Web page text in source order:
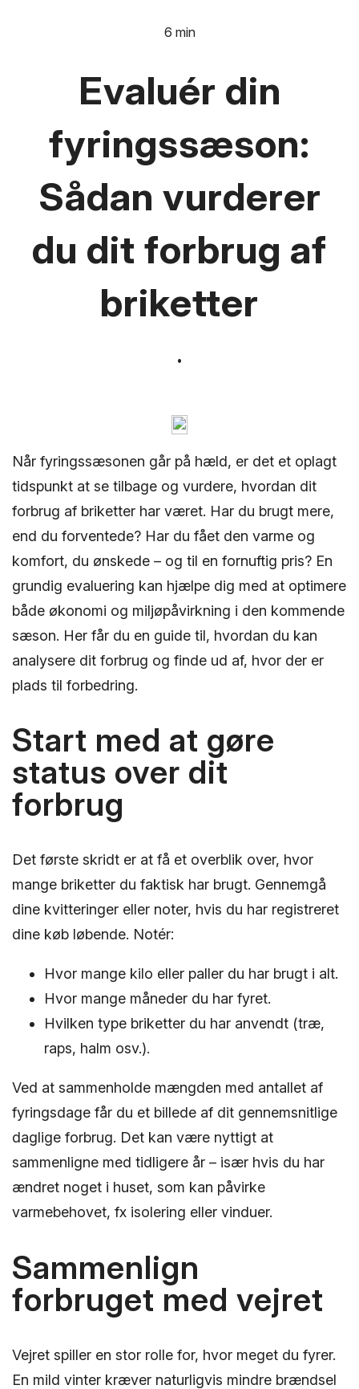
Evaluér din
fyringssæson:
Sådan vurderer
du dit forbrug af
briketter
6 min
Når fyringssæsonen går på hæld, er det et oplagt
tidspunkt at se tilbage og vurdere, hvordan dit
forbrug af briketter har været. Har du brugt mere,
end du forventede? Har du fået den varme og
komfort, du ønskede – og til en fornuftig pris? En
grundig evaluering kan hjælpe dig med at optimere
både økonomi og miljøpåvirkning i den kommende
sæson. Her får du en guide til, hvordan du kan
analysere dit forbrug og finde ud af, hvor der er
plads til forbedring.
Start med at gøre
status over dit
forbrug
Det første skridt er at få et overblik over, hvor
mange briketter du faktisk har brugt. Gennemgå
dine kvitteringer eller noter, hvis du har registreret
dine køb løbende. Notér:
Hvor mange kilo eller paller du har brugt i alt.
Hvor mange måneder du har fyret.
Hvilken type briketter du har anvendt (træ,
raps, halm osv.).
Ved at sammenholde mængden med antallet af
fyringsdage får du et billede af dit gennemsnitlige
daglige forbrug. Det kan være nyttigt at
sammenligne med tidligere år – især hvis du har
ændret noget i huset, som kan påvirke
varmebehovet, fx isolering eller vinduer.
Sammenlign
forbruget med vejret
Vejret spiller en stor rolle for, hvor meget du fyrer.
En mild vinter kræver naturligvis mindre brændsel